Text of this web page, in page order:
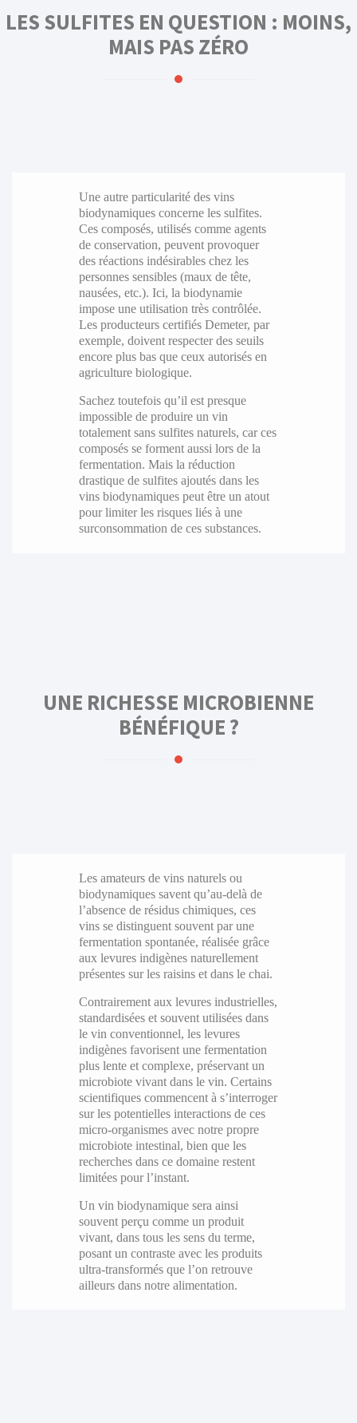
LES SULFITES EN QUESTION : MOINS,
MAIS PAS ZÉRO
Une autre particularité des vins
biodynamiques concerne les sulfites.
Ces composés, utilisés comme agents
de conservation, peuvent provoquer
des réactions indésirables chez les
personnes sensibles (maux de tête,
nausées, etc.). Ici, la biodynamie
impose une utilisation très contrôlée.
Les producteurs certifiés Demeter, par
exemple, doivent respecter des seuils
encore plus bas que ceux autorisés en
agriculture biologique.
Sachez toutefois qu’il est presque
impossible de produire un vin
totalement sans sulfites naturels, car ces
composés se forment aussi lors de la
fermentation. Mais la réduction
drastique de sulfites ajoutés dans les
vins biodynamiques peut être un atout
pour limiter les risques liés à une
surconsommation de ces substances.
UNE RICHESSE MICROBIENNE
BÉNÉFIQUE ?
Les amateurs de vins naturels ou
biodynamiques savent qu’au-delà de
l’absence de résidus chimiques, ces
vins se distinguent souvent par une
fermentation spontanée, réalisée grâce
aux levures indigènes naturellement
présentes sur les raisins et dans le chai.
Contrairement aux levures industrielles,
standardisées et souvent utilisées dans
le vin conventionnel, les levures
indigènes favorisent une fermentation
plus lente et complexe, préservant un
microbiote vivant dans le vin. Certains
scientifiques commencent à s’interroger
sur les potentielles interactions de ces
micro-organismes avec notre propre
microbiote intestinal, bien que les
recherches dans ce domaine restent
limitées pour l’instant.
Un vin biodynamique sera ainsi
souvent perçu comme un produit
vivant, dans tous les sens du terme,
posant un contraste avec les produits
ultra-transformés que l’on retrouve
ailleurs dans notre alimentation.